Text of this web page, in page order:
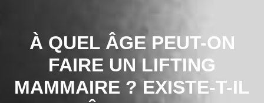
À QUEL ÂGE PEUT-ON
FAIRE UN LIFTING
MAMMAIRE ? EXISTE-T-IL